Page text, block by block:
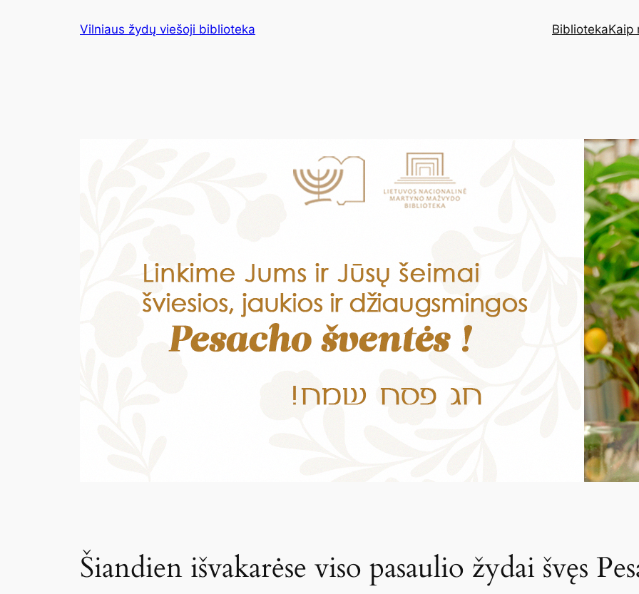
Vilniaus žydų viešoji biblioteka BibliotekaKaip
Šiandien išvakarėse viso pasaulio žydai švęs